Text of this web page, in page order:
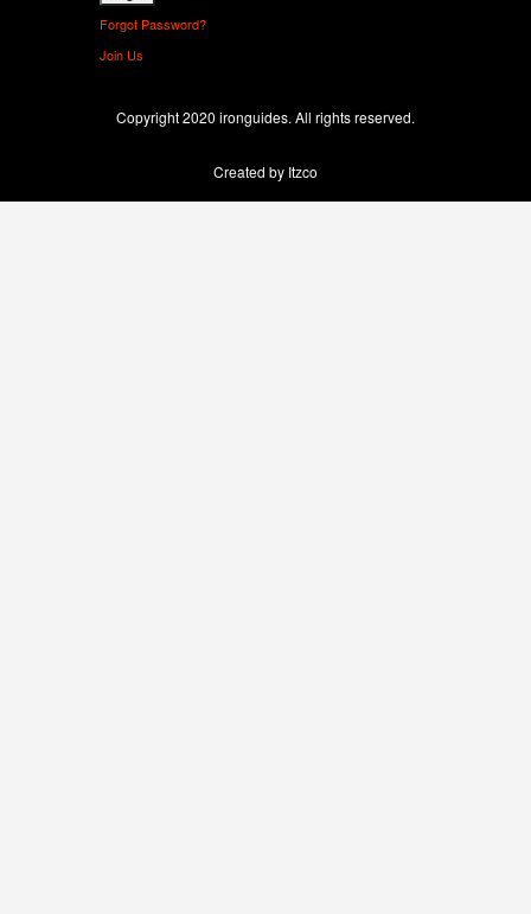
Forgot Password?
Join Us
Copyright 2020 ironguides. All rights reserved.
Created by Itzco